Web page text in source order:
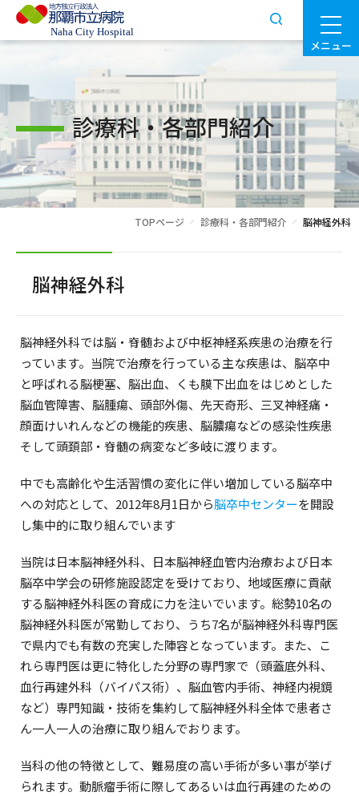
メニュー
診療科・各部門紹介
TOPページ 診療科・各部門紹介 脳神経外科
脳神経外科
脳神経外科では脳・脊髄および中枢神経系疾患の治療を行
っています。当院で治療を行っている主な疾患は、脳卒中
と呼ばれる脳梗塞、脳出血、くも膜下出血をはじめとした
脳血管障害、脳腫瘍、頭部外傷、先天奇形、三叉神経痛・
顔面けいれんなどの機能的疾患、脳膿瘍などの感染性疾患
そして頭頚部・脊髄の病変など多岐に渡ります。
中でも高齢化や生活習慣の変化に伴い増加している脳卒中
への対応として、2012年8月1日から脳卒中センターを開設
し集中的に取り組んでいます
当院は日本脳神経外科、日本脳神経血管内治療および日本
脳卒中学会の研修施設認定を受けており、地域医療に貢献
する脳神経外科医の育成に力を注いでいます。総勢10名の
脳神経外科医が常勤しており、うち7名が脳神経外科専門医
で県内でも有数の充実した陣容となっています。また、こ
れら専門医は更に特化した分野の専門家で（頭蓋底外科、
血行再建外科（バイパス術）、脳血管内手術、神経内視鏡
など）専門知識・技術を集約して脳神経外科全体で患者さ
ん一人一人の治療に取り組んでおります。
当科の他の特徴として、難易度の高い手術が多い事が挙げ
られます。動脈瘤手術に際してあるいは血行再建のための